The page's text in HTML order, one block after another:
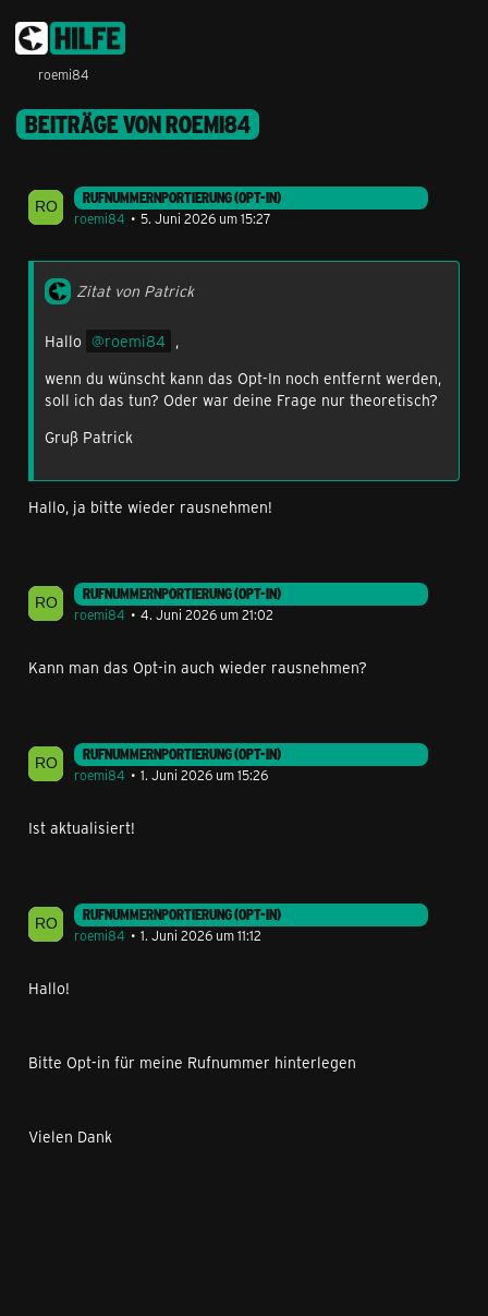
roemi84
BEITRÄGE VON ROEMI84
RUFNUMMERNPORTIERUNG (OPT-IN)
roemi84
5. Juni 2026 um 15:27
Zitat von Patrick
Hallo roemi84 ,
wenn du wünscht kann das Opt-In noch entfernt werden,
soll ich das tun? Oder war deine Frage nur theoretisch?
Gruß Patrick
Hallo, ja bitte wieder rausnehmen!
RUFNUMMERNPORTIERUNG (OPT-IN)
roemi84
4. Juni 2026 um 21:02
Kann man das Opt-in auch wieder rausnehmen?
RUFNUMMERNPORTIERUNG (OPT-IN)
roemi84
1. Juni 2026 um 15:26
Ist aktualisiert!
RUFNUMMERNPORTIERUNG (OPT-IN)
roemi84
1. Juni 2026 um 11:12
Hallo!
Bitte Opt-in für meine Rufnummer hinterlegen
Vielen Dank